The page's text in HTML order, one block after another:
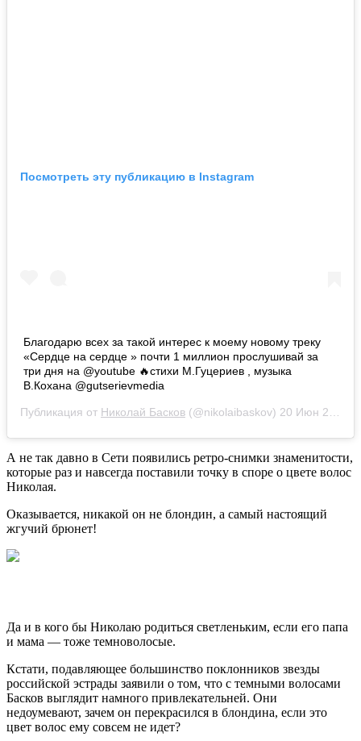
Посмотреть эту публикацию в Instagram
Благодарю всех за такой интерес к моему новому треку
«Сердце на сердце » почти 1 миллион прослушивай за
три дня на @youtube 🔥стихи М.Гуцериев , музыка
В.Кохана @gutserievmedia
Публикация от Николай Басков (@nikolaibaskov) 20 Июн 2019 в 6:28 PDT
А не так давно в Сети появились ретро-снимки знаменитости,
которые раз и навсегда поставили точку в споре о цвете волос
Николая.
Оказывается, никакой он не блондин, а самый настоящий
жгучий брюнет!
Да и в кого бы Николаю родиться светленьким, если его папа
и мама — тоже темноволосые.
Кстати, подавляющее большинство поклонников звезды
российской эстрады заявили о том, что с темными волосами
Басков выглядит намного привлекательней. Они
недоумевают, зачем он перекрасился в блондина, если это
цвет волос ему совсем не идет?